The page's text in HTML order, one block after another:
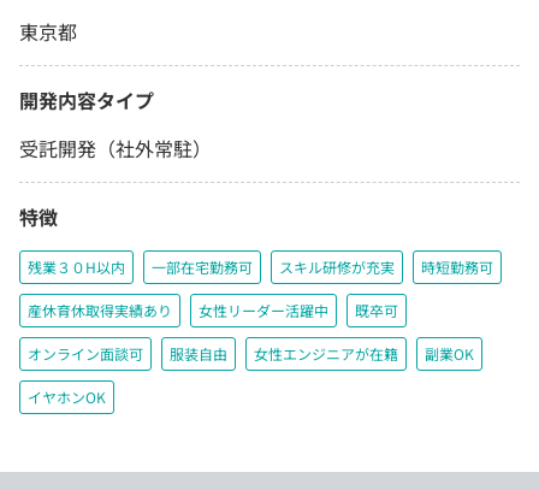
東京都
開発内容タイプ
受託開発（社外常駐）
特徴
残業３０H以内 一部在宅勤務可 スキル研修が充実 時短勤務可
産休育休取得実績あり 女性リーダー活躍中 既卒可
オンライン面談可 服装自由 女性エンジニアが在籍 副業OK
イヤホンOK